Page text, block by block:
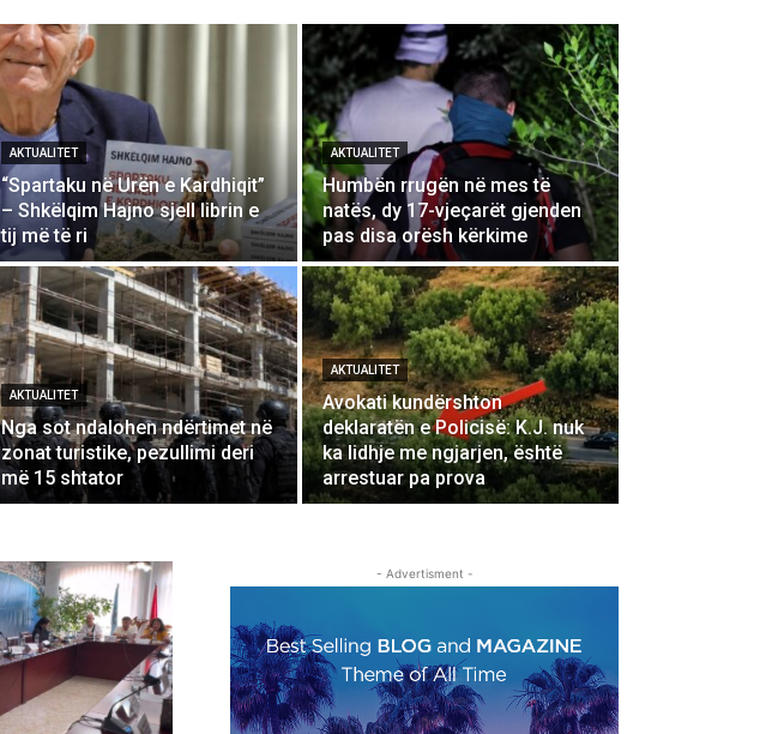
AKTUALITET
“Spartaku në Urën e Kardhiqit”
– Shkëlqim Hajno sjell librin e
tij më të ri
AKTUALITET
Humbën rrugën në mes të
natës, dy 17-vjeçarët gjenden
pas disa orësh kërkime
AKTUALITET
Nga sot ndalohen ndërtimet në
zonat turistike, pezullimi deri
më 15 shtator
AKTUALITET
Avokati kundërshton
deklaratën e Policisë: K.J. nuk
ka lidhje me ngjarjen, është
arrestuar pa prova
- Advertisment -